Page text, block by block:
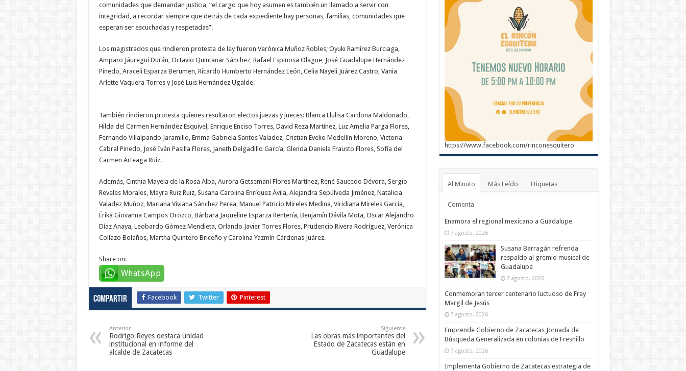
comunidades que demandan justicia, “el cargo que hoy asumen es también un llamado a servir con
integridad, a recordar siempre que detrás de cada expediente hay personas, familias, comunidades que
esperan ser escuchadas y respetadas”.
Los magistrados que rindieron protesta de ley fueron Verónica Muñoz Robles; Oyuki Ramírez Burciaga,
Amparo Jáuregui Durán, Octavio Quintanar Sánchez, Rafael Espinosa Olague, José Guadalupe Hernández
Pinedo, Araceli Esparza Berumen, Ricardo Humberto Hernández León, Celia Nayeli Juárez Castro, Vania
Arlette Vaquera Torres y José Luis Hernández Ugalde.
También rindieron protesta quienes resultaron electos juezas y jueces: Blanca Llulisa Cardona Maldonado,
Hilda del Carmen Hernández Esquivel, Enrique Enciso Torres, David Reza Martínez, Luz Amelia Parga Flores,
Fernando Villalpando Jaramillo, Emma Gabriela Santos Valadez, Cristian Evelio Medellín Moreno, Victoria
Cabral Pinedo, José Iván Pasilla Flores, Janeth Delgadillo García, Glenda Daniela Frausto Flores, Sofía del
Carmen Arteaga Ruiz.
Además, Cinthia Mayela de la Rosa Alba, Aurora Getsemaní Flores Martínez, René Saucedo Dévora, Sergio
Reveles Morales, Mayra Ruiz Ruiz, Susana Carolina Enríquez Ávila, Alejandra Sepúlveda Jiménez, Natalicia
Valadez Muñoz, Mariana Viviana Sánchez Perea, Manuel Patricio Mireles Medina, Viridiana Mireles García,
Érika Giovanna Campos Orozco, Bárbara Jaqueline Esparza Rentería, Benjamín Dávila Mota, Oscar Alejandro
Díaz Anaya, Leobardo Gómez Mendieta, Orlando Javier Torres Flores, Prudencio Rivera Rodríguez, Verónica
Collazo Bolaños, Martha Quintero Briceño y Carolina Yazmín Cárdenas Juárez.
Share on:
WhatsApp
Compartir Facebook Twitter Pinterest
Anterior
Rodrigo Reyes destaca unidad
institucional en informe del
alcalde de Zacatecas
Siguiente
Las obras más importantes del
Estado de Zacatecas están en
Guadalupe
https://www.facebook.com/rinconesquitero
Al Minuto Más Leído Etiquetas
Comenta
Enamora el regional mexicano a Guadalupe
7 agosto, 2026
Susana Barragán refrenda
respaldo al gremio musical de
Guadalupe
7 agosto, 2026
Conmemoran tercer centenario luctuoso de Fray
Margil de Jesús
7 agosto, 2026
Emprende Gobierno de Zacatecas Jornada de
Búsqueda Generalizada en colonias de Fresnillo
7 agosto, 2026
Implementa Gobierno de Zacatecas estrategia de